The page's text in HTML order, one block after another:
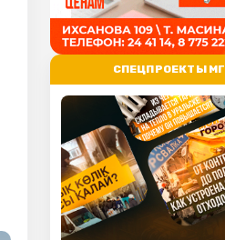
СПЕЦПРОЕКТЫ МГ